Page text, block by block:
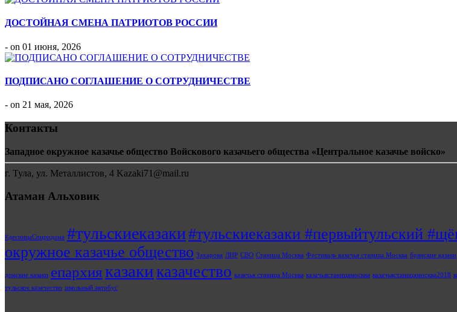
ДОСТОЙНАЯ СМЕНА ПАТРИОТОВ РОССИИ
- on 01 июня, 2026
ПОДПИСАНО СОГЛАШЕНИЕ О СОТРУДНИЧЕСТВЕ
- on 21 мая, 2026
Контакты
Западное окружное казачье общество Войскового казачьего общества «Центральное казачье войско»
г. Тула, ул. Металлистов, 4 Kazaki71@mail.ru
Атаман Альховик
#десницаСпиридона #тульскиеказаки#тульскиеказаки #первыйтульский
окружное казачье общество Захарова ЛНР СВО Станица Москва Фестиваль казачья станица Москва брянские казаки
донские казаки епархияказакиказачество казачья станица Москва казачьястаницамосква казачьястаницамосква2018
тульское казачество школьный автобус